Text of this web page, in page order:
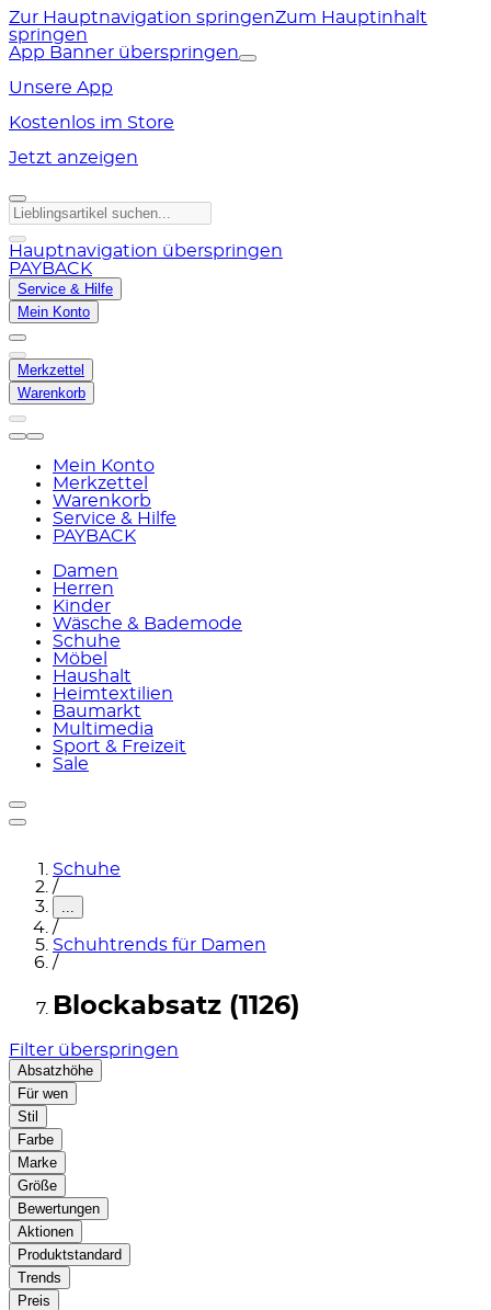
Zur Hauptnavigation springenZum Hauptinhalt
springen
App Banner überspringen
Unsere App
Kostenlos im Store
Jetzt anzeigen
Hauptnavigation überspringen
PAYBACK
Service & Hilfe
Mein Konto
Merkzettel
Warenkorb
Mein Konto
Merkzettel
Warenkorb
Service & Hilfe
PAYBACK
Damen
Herren
Kinder
Wäsche & Bademode
Schuhe
Möbel
Haushalt
Heimtextilien
Baumarkt
Multimedia
Sport & Freizeit
Sale
Schuhe
/
...
/
Schuhtrends für Damen
/
Blockabsatz (1126)
Filter überspringen
Absatzhöhe
Für wen
Stil
Farbe
Marke
Größe
Bewertungen
Aktionen
Produktstandard
Trends
Preis